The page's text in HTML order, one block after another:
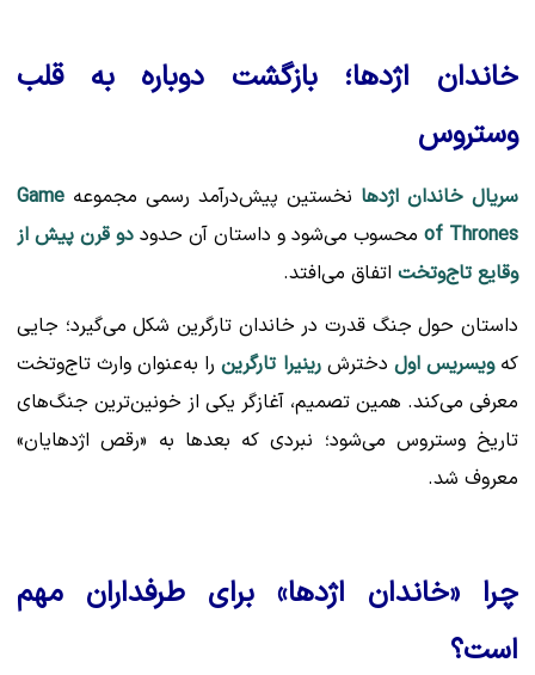
خاندان اژدها؛ بازگشت دوباره به قلب
وستروس
سریال خاندان اژدها نخستین پیش‌درآمد رسمی مجموعه Game
of Thrones محسوب می‌شود و داستان آن حدود دو قرن پیش از
وقایع تاج‌وتخت اتفاق می‌افتد.
داستان حول جنگ قدرت در خاندان تارگرین شکل می‌گیرد؛ جایی
کهویسریس اول دخترشرینیرا تارگرینرا به‌عنوان وارث تاج‌وتخت
معرفی می‌کند. همین تصمیم، آغازگر یکی از خونین‌ترین جنگ‌های
تاریخ وستروس می‌شود؛ نبردی که بعدها به «رقص اژدهایان»
معروف شد.
چرا «خاندان اژدها» برای طرفداران مهم
است؟